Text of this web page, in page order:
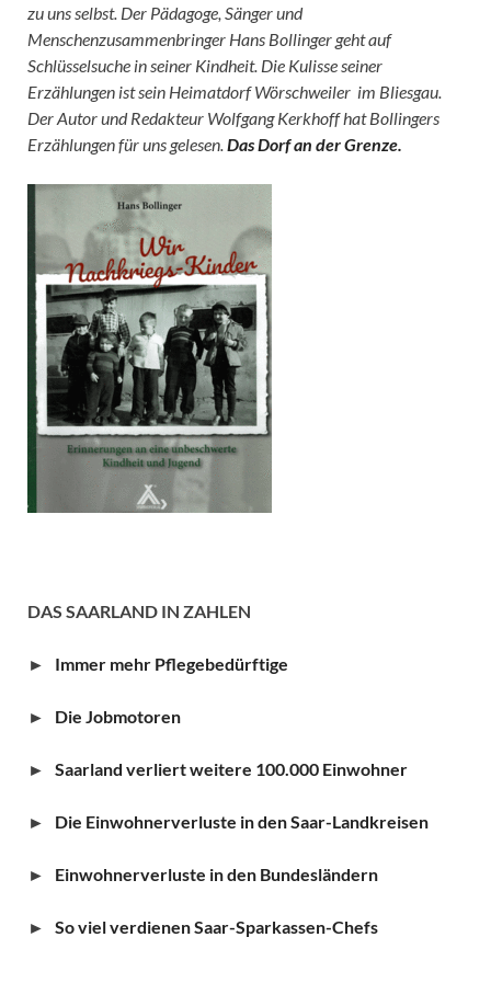
zu uns selbst. Der Pädagoge, Sänger und
Menschenzusammenbringer Hans Bollinger geht auf
Schlüsselsuche in seiner Kindheit. Die Kulisse seiner
Erzählungen ist sein Heimatdorf Wörschweiler im Bliesgau.
Der Autor und Redakteur Wolfgang Kerkhoff hat Bollingers
Erzählungen für uns gelesen. Das Dorf an der Grenze.
DAS SAARLAND IN ZAHLEN
► Immer mehr Pflegebedürftige
► Die Jobmotoren
► Saarland verliert weitere 100.000 Einwohner
► Die Einwohnerverluste in den Saar-Landkreisen
► Einwohnerverluste in den Bundesländern
► So viel verdienen Saar-Sparkassen-Chefs